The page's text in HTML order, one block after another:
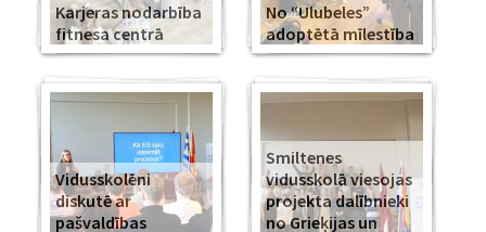
Karjeras nodarbība
fitnesa centrā
No “Ulubeles”
adoptētā mīlestība
Vidusskolēni
diskutē ar
pašvaldības
Smiltenes
vidusskolā viesojas
projekta dalībnieki
no Grieķijas un